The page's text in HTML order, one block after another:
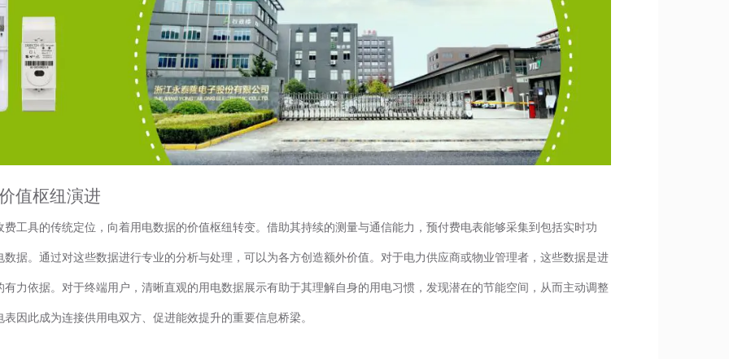
值枢纽演进
工具的传统定位，向着用电数据的价值枢纽转变。借助其持续的测量与通信能力，预付费电表能够采集到包括实时功
据。通过对这些数据进行专业的分析与处理，可以为各方创造额外价值。对于电力供应商或物业管理者，这些数据是进
力依据。对于终端用户，清晰直观的用电数据展示有助于其理解自身的用电习惯，发现潜在的节能空间，从而主动调整
因此成为连接供用电双方、促进能效提升的重要信息桥梁。